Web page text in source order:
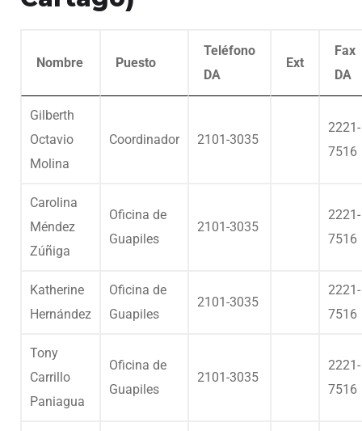
Nombre Puesto
Teléfono
DA
Ext
Fax
DA
Gilberth
Octavio
Molina
Coordinador 2101-3035
2221-
7516
Carolina
Méndez
Zúñiga
Oficina de
Guapiles
2101-3035
2221-
7516
Katherine
Hernández
Oficina de
Guapiles
2101-3035
2221-
7516
Tony
Carrillo
Paniagua
Oficina de
Guapiles
2101-3035
2221-
7516